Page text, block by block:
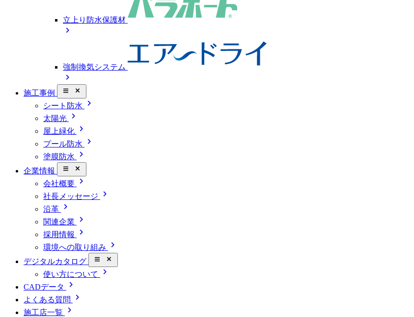
立上り防水保護材
chevron_right
強制換気システム
chevron_right
施工事例 close_small
シート防水 chevron_right
太陽光 chevron_right
屋上緑化 chevron_right
プール防水 chevron_right
塗膜防水 chevron_right
企業情報 close_small
会社概要 chevron_right
社長メッセージ chevron_right
沿革 chevron_right
関連企業 chevron_right
採用情報 chevron_right
環境への取り組み chevron_right
デジタルカタログ close_small
使い方について chevron_right
CADデータ chevron_right
よくある質問 chevron_right
施工店一覧
chevron_right